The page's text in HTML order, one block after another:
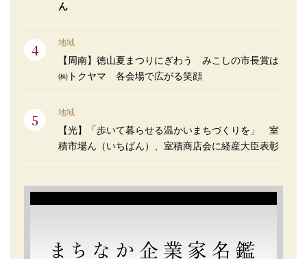
ん
地域
【周南】徳山夏まつりにぎわう みこしの市長賞は
㈱トクヤマ 各会場で広がる笑顔
地域
【光】「歩いて暮らせる温かいまちづくりを」 室
積市場ん（いちばん）、室積商店会に経産大臣表彰